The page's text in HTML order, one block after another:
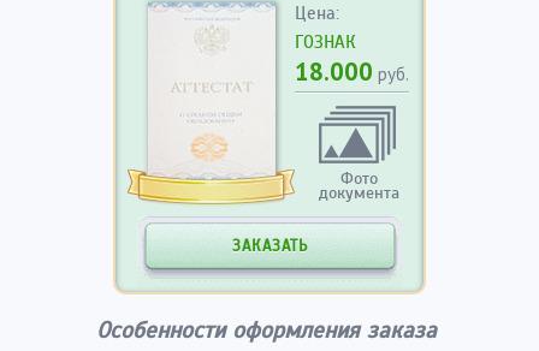
Цена:
ГОЗНАК
18.000 руб.
Фото
документа
ЗАКАЗАТЬ
Особенности оформления заказа